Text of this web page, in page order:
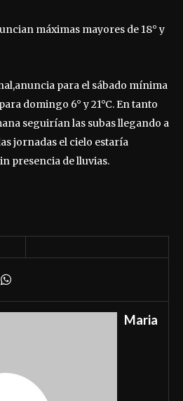
máximas mayores de 18° y
para el sábado mínima
domingo 6° y 21°C. En tanto
seguirían las subas llegando a
jornadas el cielo estaría
presencia de lluvias.
Maria